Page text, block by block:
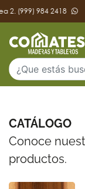
(999) 984 2418
CATÁLOGO
Conoce
productos.